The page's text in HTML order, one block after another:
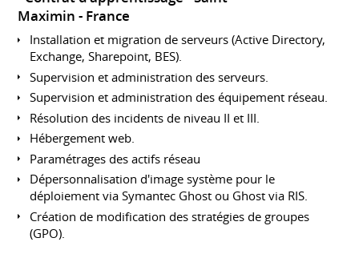
Maximin
France
Installation et migration de serveurs (Active Directory,
Exchange, Sharepoint, BES).
Supervision et administration des serveurs.
Supervision et administration des équipement réseau.
Résolution des incidents de niveau II et III.
Hébergement web.
Paramétrages des actifs réseau
Dépersonnalisation d'image système pour le
déploiement via Symantec Ghost ou Ghost via RIS.
Création de modification des stratégies de groupes
(GPO).